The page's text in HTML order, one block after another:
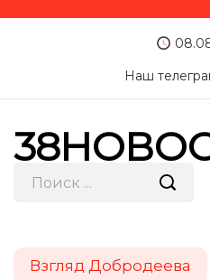
Наш
Взгляд Добродеева